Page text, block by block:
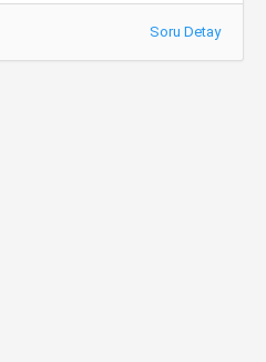
Soru Detay